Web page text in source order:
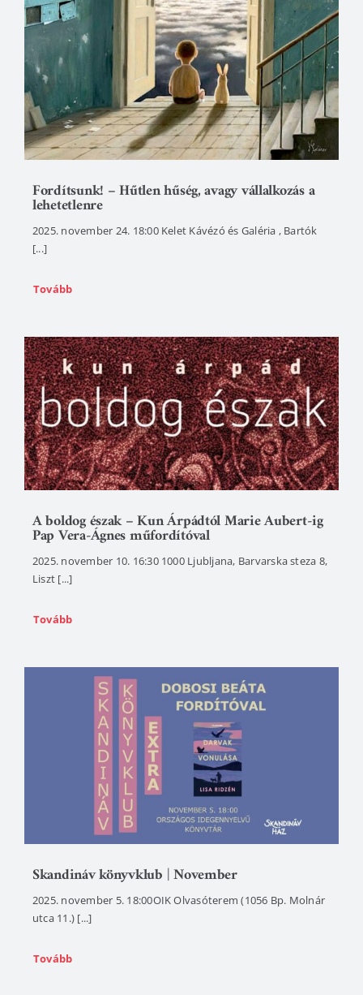
Fordítsunk! – Hűtlen hűség, avagy vállalkozás a
lehetetlenre
2025. november 24. 18:00 Kelet Kávézó és Galéria , Bartók
[...]
Tovább
A boldog észak – Kun Árpádtól Marie Aubert-ig
Pap Vera-Ágnes műfordítóval
2025. november 10. 16:30 1000 Ljubljana, Barvarska steza 8,
Liszt [...]
Tovább
Skandináv könyvklub | November
2025. november 5. 18:00OIK Olvasóterem (1056 Bp. Molnár
utca 11.) [...]
Tovább